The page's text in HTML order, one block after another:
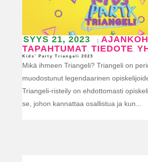
Kids’ Party Triangeli 2023
SYYS 21, 2023 |
TAPAHTUMAT TIEDOTE
Mikä ihmeen Triangeli? Triangeli on
muodostunut legendaarinen
Triangeli-risteily on ehdottomasti
se, johon kannattaa osallistua ja kun...